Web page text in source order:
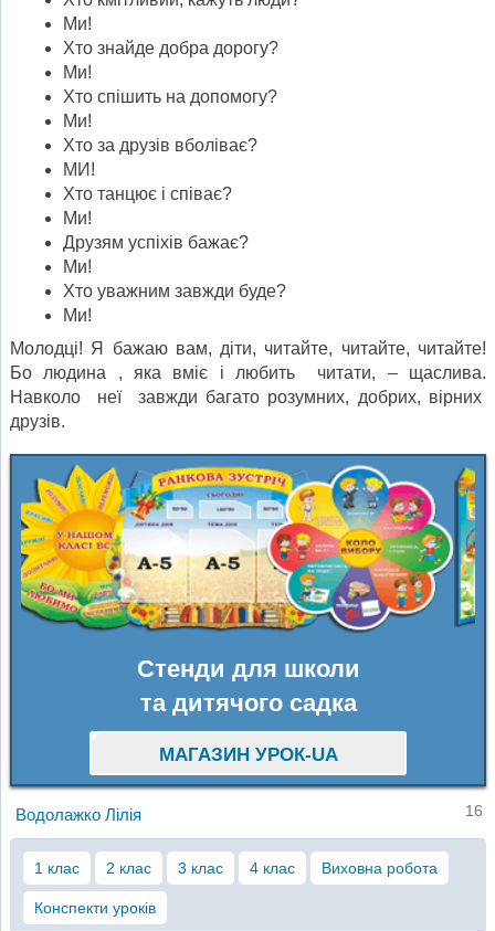
Ми!
Хто знайде добра дорогу?
Ми!
Хто спішить на допомогу?
Ми!
Хто за друзів вболіває?
МИ!
Хто танцює і співає?
Ми!
Друзям успіхів бажає?
Ми!
Хто уважним завжди буде?
Ми!
Молодці! Я бажаю вам, діти, читайте, читайте, читайте!
Бо людина , яка вміє і любить читати, – щаслива.
Навколо неї завжди багато розумних, добрих, вірних
друзів.
Стенди для школи
та дитячого садка
МАГАЗИН УРОК-UA
Водолажко Лілія 16
1 клас 2 клас 3 клас 4 клас Виховна робота
Конспекти уроків